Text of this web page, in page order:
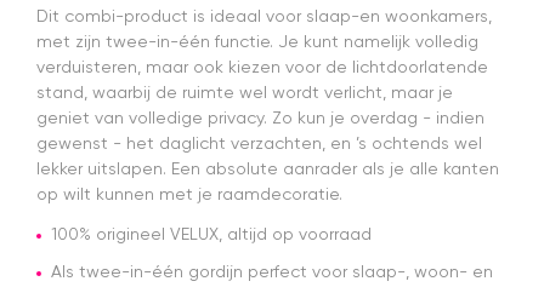
met deze
Dit combi-product is ideaal voor slaap-en woonkamers,
met zijn twee-in-één functie. Je kunt namelijk volledig
verduisteren, maar ook kiezen voor de lichtdoorlatende
stand, waarbij de ruimte wel wordt verlicht, maar je
geniet van volledige privacy. Zo kun je overdag - indien
gewenst - het daglicht verzachten, en ’s ochtends wel
lekker uitslapen. Een absolute aanrader als je alle kanten
op wilt kunnen met je raamdecoratie.
100% origineel VELUX, altijd op voorraad
Als twee-in-één gordijn perfect voor slaap-, woon- en